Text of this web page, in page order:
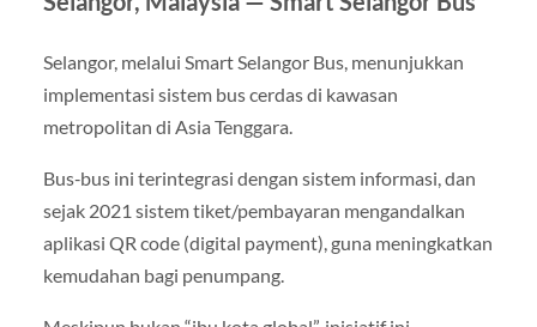
Selangor, melalui Smart Selangor Bus, menunjukkan
implementasi sistem bus cerdas di kawasan
metropolitan di Asia Tenggara.
Bus‑bus ini terintegrasi dengan sistem informasi, dan
sejak 2021 sistem tiket/pembayaran mengandalkan
aplikasi QR code (digital payment), guna meningkatkan
kemudahan bagi penumpang.